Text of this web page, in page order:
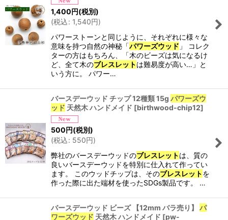
1,400円(税別)
(税込: 1,540円)
パワーストーンと同じように、それぞれに様々な
意味を持つ自然の神秘「パワーズウッド 」 コレク
ターの方はもちろん、「木のビーズは気になるけ
ど、全て木のブレスレットは難易度が高い…」と
いう方に。 パワー…
バースデーウッド チップ 12種類 15g パワーズウ
ッド 天然木 ハンドメイド [birthwood-chip12]
500円(税別)
(税込: 550円)
弊社のバースデーウッドのブレスレットは、質の
良いバースデーウッドを特別に仕入れて作ってい
ます。 このウッドチップは、そのブレスレットを
作った際に出た端材を使ったSDGs製品です。 …
バースデーウッド ビーズ 【12mm バラ売り】 パ
ワーズウッド 天然木 ハンドメイド [pw-